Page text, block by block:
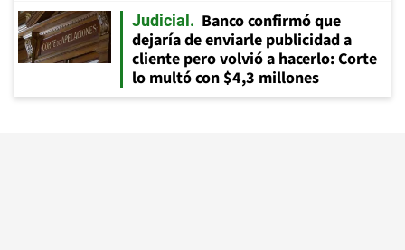
Judicial
Banco confirmó que
dejaría de enviarle publicidad a
cliente pero volvió a hacerlo: Corte
lo multó con $4,3 millones